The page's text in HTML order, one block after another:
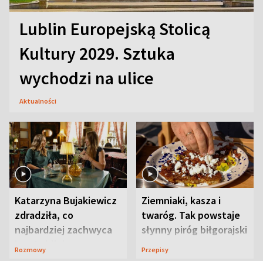
Lublin Europejską Stolicą
Kultury 2029. Sztuka
wychodzi na ulice
Aktualności
Katarzyna Bujakiewicz
zdradziła, co
najbardziej zachwyca
ją w Lublinie
Rozmowy
Ziemniaki, kasza i
twaróg. Tak powstaje
słynny piróg biłgorajski
Przepisy